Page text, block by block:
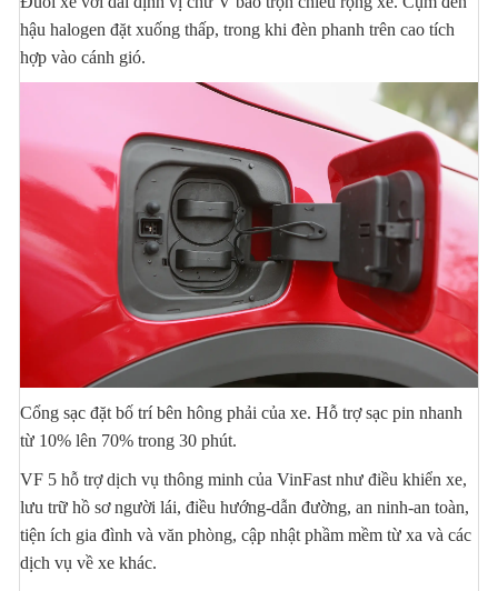
hậu halogen đặt xuống thấp, trong khi đèn phanh trên cao tích
hợp vào cánh gió.
Cổng sạc đặt bố trí bên hông phải của xe. Hỗ trợ sạc pin nhanh
từ 10% lên 70% trong 30 phút.
VF 5 hỗ trợ dịch vụ thông minh của VinFast như điều khiển xe,
lưu trữ hồ sơ người lái, điều hướng-dẫn đường, an ninh-an toàn,
tiện ích gia đình và văn phòng, cập nhật phầm mềm từ xa và các
dịch vụ về xe khác.